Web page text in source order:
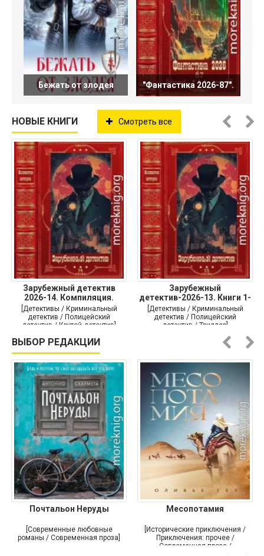
Бежать от злодея "Фантастика 2026-87".
НОВЫЕ КНИГИ Смотреть все
Зарубежный детектив
2026-14. Компиляция.
Книги
[Детективы / Криминальный
детектив / Полицейский
детектив / Крутой детектив]
Зарубежный
детектив-2026-13. Книги 1-
10
[Детективы / Криминальный
детектив / Полицейский
детектив / Триллер]
ВЫБОР РЕДАКЦИИ
Почтальон Неруды
[Современные любовные
романы / Современная проза]
Месопотамия
[Исторические приключения /
Приключения: прочее /
Современная проза /